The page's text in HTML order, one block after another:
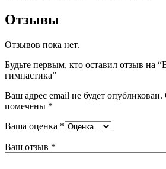
Отзывы
Отзывов пока нет.
Будьте первым, кто оставил отзыв на
гимнастика”
Ваш адрес email не будет опубликован.
помечены *
Ваша оценка *
Ваш отзыв *